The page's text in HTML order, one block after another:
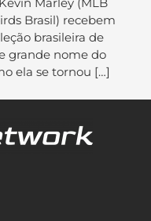
Brasil) recebem
brasileira de
grande nome do
ela se tornou […]